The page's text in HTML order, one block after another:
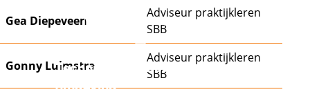
Mode, interieur, tapijt
Externe link
Techniek en gebouwde
omgeving
Gea Diepeveen
Adviseur praktijkleren
SBB
Gonny Luimstra
Adviseur praktijkleren
SBB